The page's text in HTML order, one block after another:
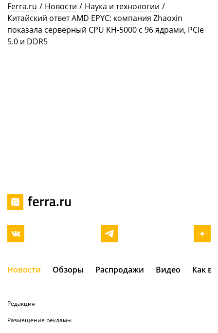
Ferra.ru / Новости / Наука и технологии /
Китайский ответ AMD EPYC: компания Zhaoxin
показала серверный CPU KH-5000 с 96 ядрами, PCIe
5.0 и DDR5
Новости Обзоры Распродажи Видео Как
Редакция
Размещение рекламы